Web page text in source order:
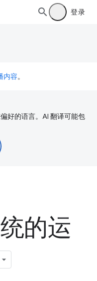
登录
内容。
好的语言。AI 翻译可能包
的运